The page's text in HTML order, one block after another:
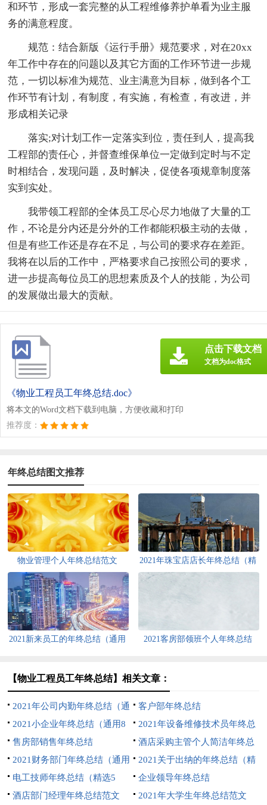
和环节，形成一套完整的从工程维修养护单看为业主服
务的满意程度。
规范：结合新版《运行手册》规范要求，对在20xx
年工作中存在的问题以及其它方面的工作环节进一步规
范，一切以标准为规范、业主满意为目标，做到各个工
作环节有计划，有制度，有实施，有检查，有改进，并
形成相关记录
落实;对计划工作一定落实到位，责任到人，提高我
工程部的责任心，并督查维保单位一定做到定时与不定
时相结合，发现问题，及时解决，促使各项规章制度落
实到实处。
我带领工程部的全体员工尽心尽力地做了大量的工
作，不论是分内还是分外的工作都能积极主动的去做，
但是有些工作还是存在不足，与公司的要求存在差距。
我将在以后的工作中，严格要求自己按照公司的要求，
进一步提高每位员工的思想素质及个人的技能，为公司
的发展做出最大的贡献。
《物业工程员工年终总结.doc》
将本文的Word文档下载到电脑，方便收藏和打印
推荐度：
点击下载文档
文档为doc格式
年终总结图文推荐
物业管理个人年终总结范文
2021年珠宝店店长年终总结（精
2021新来员工的年终总结（通用
2021客房部领班个人年终总结
【物业工程员工年终总结】相关文章：
2021年公司内勤年终总结（通
用6篇）
客户部年终总结
2021小企业年终总结（通用8
篇）
2021年设备维修技术员年终总
结
售房部销售年终总结
酒店采购主管个人简洁年终总
结（通用7篇）
2021财务部门年终总结（通用
11篇）
2021关于出纳的年终总结（精
选7篇）
电工技师年终总结（精选5
篇）
企业领导年终总结
酒店部门经理年终总结范文
2021年大学生年终总结范文